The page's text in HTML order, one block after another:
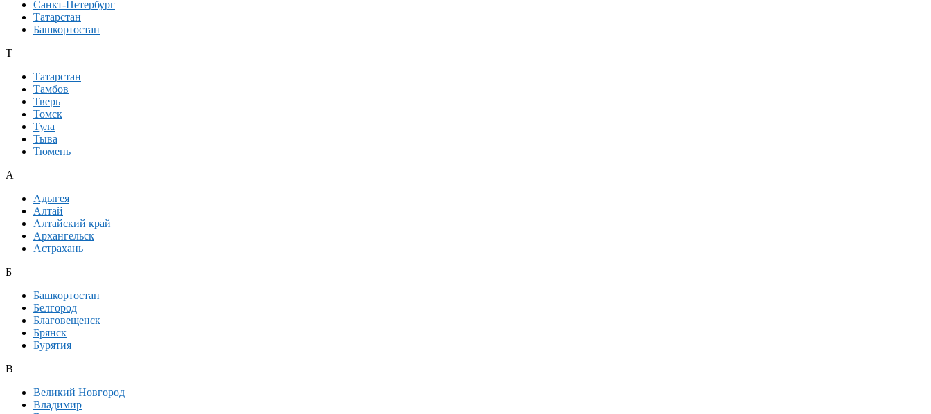
Санкт-Петербург
Татарстан
Башкортостан
Т
Татарстан
Тамбов
Тверь
Томск
Тула
Тыва
Тюмень
А
Адыгея
Алтай
Алтайский край
Архангельск
Астрахань
Б
Башкортостан
Белгород
Благовещенск
Брянск
Бурятия
В
Великий Новгород
Владимир